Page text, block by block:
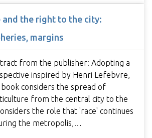
and the right to the city:
margins
from the publisher: Adopting a
inspired by Henri Lefebvre,
considers the spread of
from the central city to the
the role that 'race' continues
the metropolis,…